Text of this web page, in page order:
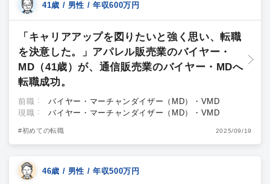
41歳 / 男性 / 年収600万円
「キャリアアップを図りたいと強く思い、転職
を決意した。」アパレル販売業のバイヤー・
MD（41歳）が、通信販売業のバイヤー・MDへ
転職成功。
前職
バイヤー・マーチャンダイザー（MD）・VMD
現職
バイヤー・マーチャンダイザー（MD）・VMD
#初めての転職 2025/09/19
46歳 / 男性 / 年収500万円